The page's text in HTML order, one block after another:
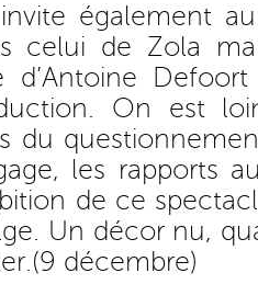
également
celui de Zola
d’Antoine
On est
du
les rapports
de ce
Un décor nu,
décembre)